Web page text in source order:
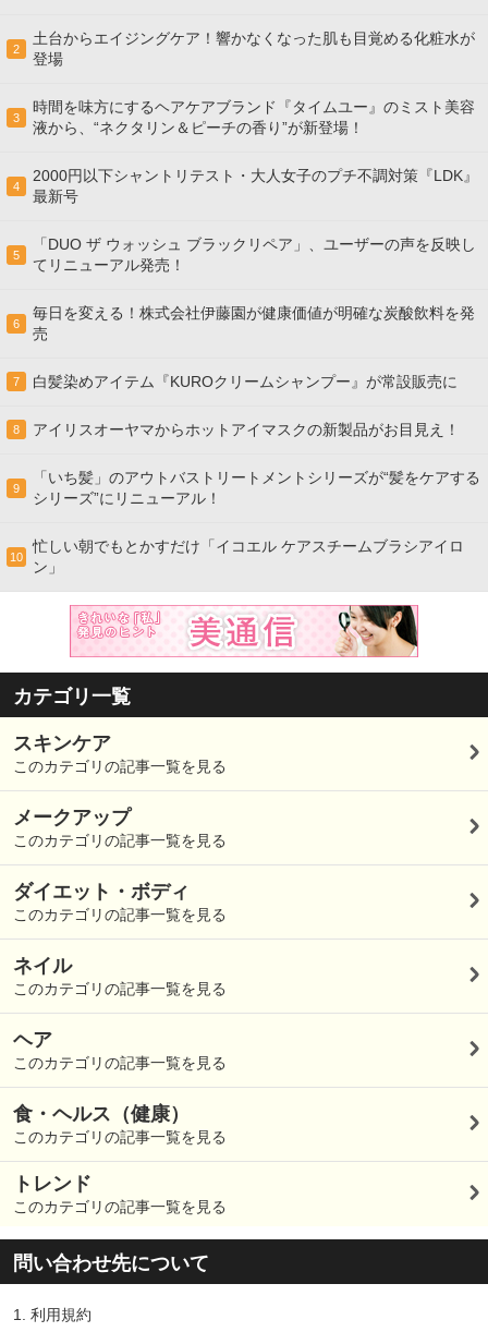
2
土台からエイジングケア！響かなくなった肌も目覚める化粧水が
登場
3
時間を味方にするヘアケアブランド『タイムユー』のミスト美容
液から、“ネクタリン＆ピーチの香り”が新登場！
4
2000円以下シャントリテスト・大人女子のプチ不調対策『LDK』
最新号
5
「DUO ザ ウォッシュ ブラックリペア」、ユーザーの声を反映し
てリニューアル発売！
6
毎日を変える！株式会社伊藤園が健康価値が明確な炭酸飲料を発
売
7 白髪染めアイテム『KUROクリームシャンプー』が常設販売に
8 アイリスオーヤマからホットアイマスクの新製品がお目見え！
9
「いち髪」のアウトバストリートメントシリーズが“髪をケアする
シリーズ”にリニューアル！
10
忙しい朝でもとかすだけ「イコエル ケアスチームブラシアイロ
ン」
カテゴリ一覧
スキンケア
このカテゴリの記事一覧を見る
メークアップ
このカテゴリの記事一覧を見る
ダイエット・ボディ
このカテゴリの記事一覧を見る
ネイル
このカテゴリの記事一覧を見る
ヘア
このカテゴリの記事一覧を見る
食・ヘルス（健康）
このカテゴリの記事一覧を見る
トレンド
このカテゴリの記事一覧を見る
問い合わせ先について
1. 利用規約